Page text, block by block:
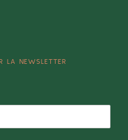
LA NEWSLETTER